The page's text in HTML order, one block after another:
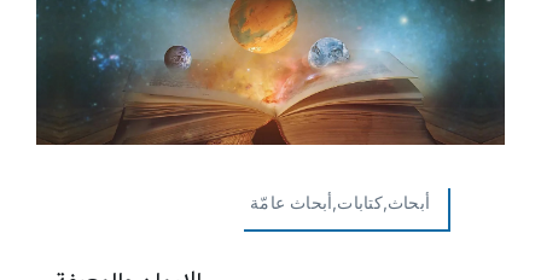
أبحاث,كتابات,أبحاث عامّة